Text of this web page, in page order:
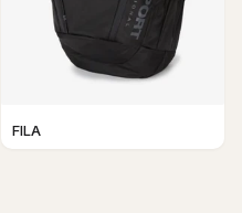
FILA